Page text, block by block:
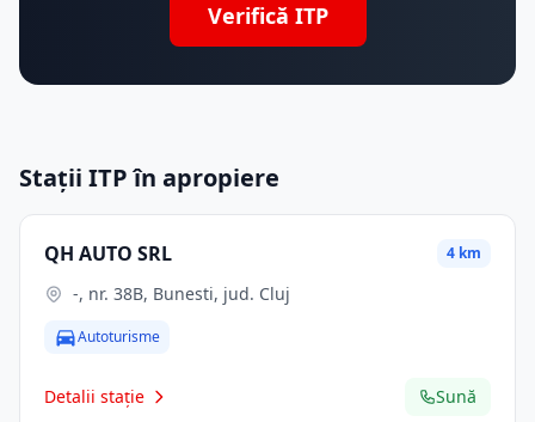
Verifică ITP
Stații ITP în apropiere
QH AUTO SRL 4 km
-, nr. 38B, Bunesti, jud. Cluj
Autoturisme
Detalii stație Sună